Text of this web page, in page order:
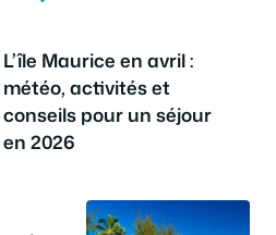
L’île Maurice en avril :
météo, activités et
conseils pour un séjour
en 2026